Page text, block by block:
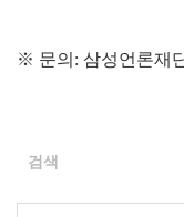
※ 문의: 삼성언론재
검색